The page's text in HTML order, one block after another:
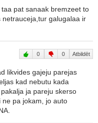
pat sanaak bremzeet to
galugalaa ir
0 0 Atbildēt
likvides gajeju parejas
kad nebutu kada
ja pareju skerso
ne pa jokam, jo auto